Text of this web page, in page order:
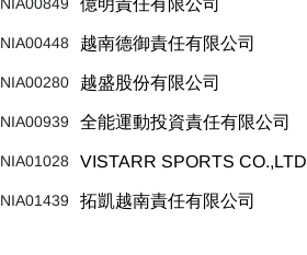
NIA00448 越南德御責任有限公司
NIA00280 越盛股份有限公司
NIA00939 全能運動投資責任有限公司
NIA01028 VISTARR SPORTS CO.,LTD
NIA01439 拓凱越南責任有限公司